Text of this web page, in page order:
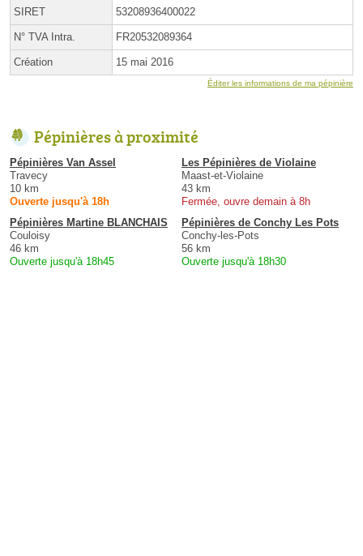
SIRET 53208936400022
N° TVA Intra. FR20532089364
Création 15 mai 2016
Éditer les informations de ma pépinière
Pépinières à proximité
Pépinières Van Assel
Travecy
10 km
Ouverte jusqu'à 18h
Les Pépinières de Violaine
Maast-et-Violaine
43 km
Fermée, ouvre demain à 8h
Pépinières Martine BLANCHAIS
Couloisy
46 km
Ouverte jusqu'à 18h45
Pépinières de Conchy Les Pots
Conchy-les-Pots
56 km
Ouverte jusqu'à 18h30